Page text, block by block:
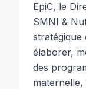
EpiC, le
SMNI &
élaborer,
des
maternelle,